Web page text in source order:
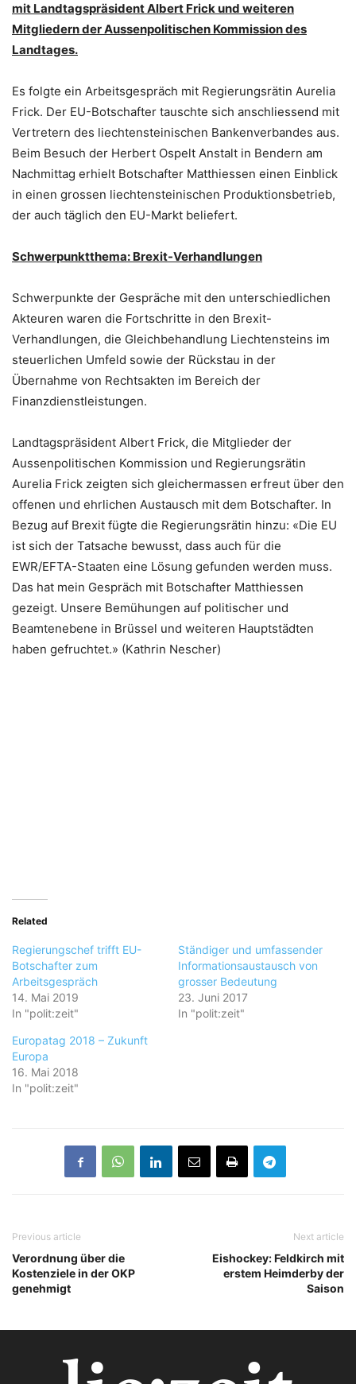
mit Landtagspräsident Albert Frick und weiteren
Mitgliedern der Aussenpolitischen Kommission des
Landtages.
Es folgte ein Arbeitsgespräch mit Regierungsrätin Aurelia
Frick. Der EU-Botschafter tauschte sich anschliessend mit
Vertretern des liechtensteinischen Bankenverbandes aus.
Beim Besuch der Herbert Ospelt Anstalt in Bendern am
Nachmittag erhielt Botschafter Matthiessen einen Einblick
in einen grossen liechtensteinischen Produktionsbetrieb,
der auch täglich den EU-Markt beliefert.
Schwerpunktthema: Brexit-Verhandlungen
Schwerpunkte der Gespräche mit den unterschiedlichen
Akteuren waren die Fortschritte in den Brexit-
Verhandlungen, die Gleichbehandlung Liechtensteins im
steuerlichen Umfeld sowie der Rückstau in der
Übernahme von Rechtsakten im Bereich der
Finanzdienstleistungen.
Landtagspräsident Albert Frick, die Mitglieder der
Aussenpolitischen Kommission und Regierungsrätin
Aurelia Frick zeigten sich gleichermassen erfreut über den
offenen und ehrlichen Austausch mit dem Botschafter. In
Bezug auf Brexit fügte die Regierungsrätin hinzu: «Die EU
ist sich der Tatsache bewusst, dass auch für die
EWR/EFTA-Staaten eine Lösung gefunden werden muss.
Das hat mein Gespräch mit Botschafter Matthiessen
gezeigt. Unsere Bemühungen auf politischer und
Beamtenebene in Brüssel und weiteren Hauptstädten
haben gefruchtet.» (Kathrin Nescher)
Related
Regierungschef trifft EU-
Botschafter zum
Arbeitsgespräch
14. Mai 2019
In "polit:zeit"
Ständiger und umfassender
Informationsaustausch von
grosser Bedeutung
23. Juni 2017
In "polit:zeit"
Europatag 2018 – Zukunft
Europa
16. Mai 2018
In "polit:zeit"
Previous article
Verordnung über die
Kostenziele in der OKP
genehmigt
Next article
Eishockey: Feldkirch mit
erstem Heimderby der
Saison